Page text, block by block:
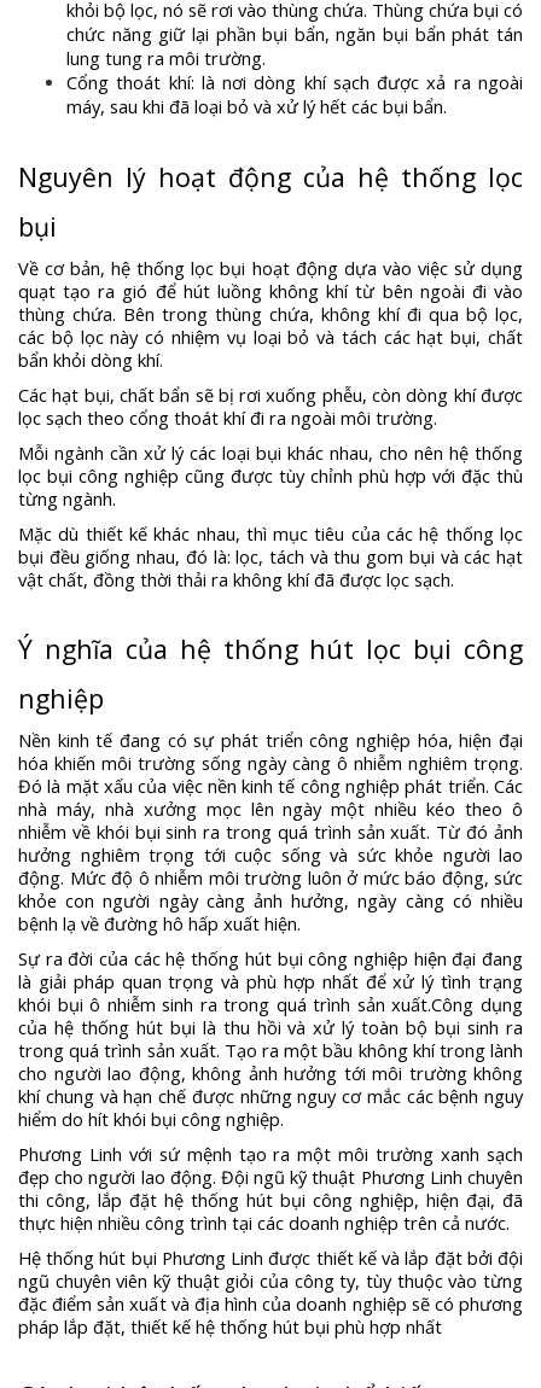
khỏi bộ lọc, nó sẽ rơi vào thùng chứa. Thùng chứa bụi có
chức năng giữ lại phần bụi bẩn, ngăn bụi bẩn phát tán
lung tung ra môi trường.
Cổng thoát khí: là nơi dòng khí sạch được xả ra ngoài
máy, sau khi đã loại bỏ và xử lý hết các bụi bẩn.
Nguyên lý hoạt động của hệ thống lọc
bụi
Về cơ bản, hệ thống lọc bụi hoạt động dựa vào việc sử dụng
quạt tạo ra gió để hút luồng không khí từ bên ngoài đi vào
thùng chứa. Bên trong thùng chứa, không khí đi qua bộ lọc,
các bộ lọc này có nhiệm vụ loại bỏ và tách các hạt bụi, chất
bẩn khỏi dòng khí.
Các hạt bụi, chất bẩn sẽ bị rơi xuống phễu, còn dòng khí được
lọc sạch theo cổng thoát khí đi ra ngoài môi trường.
Mỗi ngành cần xử lý các loại bụi khác nhau, cho nên hệ thống
lọc bụi công nghiệp cũng được tùy chỉnh phù hợp với đặc thù
từng ngành.
Mặc dù thiết kế khác nhau, thì mục tiêu của các hệ thống lọc
bụi đều giống nhau, đó là: lọc, tách và thu gom bụi và các hạt
vật chất, đồng thời thải ra không khí đã được lọc sạch.
Ý nghĩa của hệ thống hút lọc bụi công
nghiệp
Nền kinh tế đang có sự phát triển công nghiệp hóa, hiện đại
hóa khiến môi trường sống ngày càng ô nhiễm nghiêm trọng.
Đó là mặt xấu của việc nền kinh tế công nghiệp phát triển. Các
nhà máy, nhà xưởng mọc lên ngày một nhiều kéo theo ô
nhiễm về khói bụi sinh ra trong quá trình sản xuất. Từ đó ảnh
hưởng nghiêm trọng tới cuộc sống và sức khỏe người lao
động. Mức độ ô nhiễm môi trường luôn ở mức báo động, sức
khỏe con người ngày càng ảnh hưởng, ngày càng có nhiều
bệnh lạ về đường hô hấp xuất hiện.
Sự ra đời của các hệ thống hút bụi công nghiệp hiện đại đang
là giải pháp quan trọng và phù hợp nhất để xử lý tình trạng
khói bụi ô nhiễm sinh ra trong quá trình sản xuất.Công dụng
của hệ thống hút bụi là thu hồi và xử lý toàn bộ bụi sinh ra
trong quá trình sản xuất. Tạo ra một bầu không khí trong lành
cho người lao động, không ảnh hưởng tới môi trường không
khí chung và hạn chế được những nguy cơ mắc các bệnh nguy
hiểm do hít khói bụi công nghiệp.
Phương Linh với sứ mệnh tạo ra một môi trường xanh sạch
đẹp cho người lao động. Đội ngũ kỹ thuật Phương Linh chuyên
thi công, lắp đặt hệ thống hút bụi công nghiệp, hiện đại, đã
thực hiện nhiều công trình tại các doanh nghiệp trên cả nước.
Hệ thống hút bụi Phương Linh được thiết kế và lắp đặt bởi đội
ngũ chuyên viên kỹ thuật giỏi của công ty, tùy thuộc vào từng
đặc điểm sản xuất và địa hình của doanh nghiệp sẽ có phương
pháp lắp đặt, thiết kế hệ thống hút bụi phù hợp nhất